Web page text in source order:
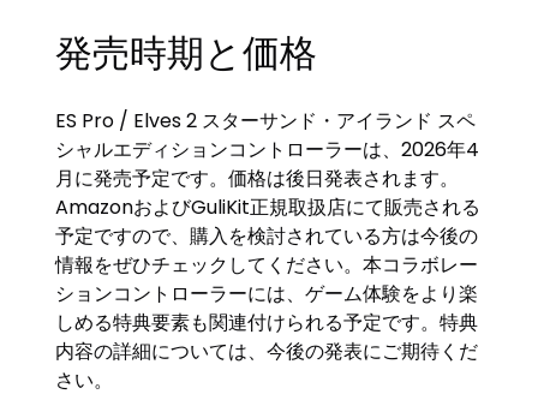
発売時期と価格
ES Pro / Elves 2 スターサンド・アイランド スペ
シャルエディションコントローラーは、2026年4
月に発売予定です。価格は後日発表されます。
AmazonおよびGuliKit正規取扱店にて販売される
予定ですので、購入を検討されている方は今後の
情報をぜひチェックしてください。本コラボレー
ションコントローラーには、ゲーム体験をより楽
しめる特典要素も関連付けられる予定です。特典
内容の詳細については、今後の発表にご期待くだ
さい。